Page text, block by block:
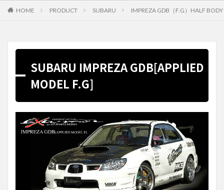
HOME PRODUCT SUBARU IMPREZA GDB（F.G）HALF BODY
SUBARU IMPREZA GDB[APPLIED
MODEL F.G]